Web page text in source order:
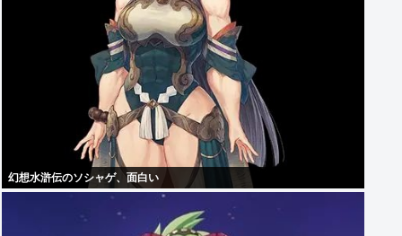
幻想水滸伝のソシャゲ、面白い